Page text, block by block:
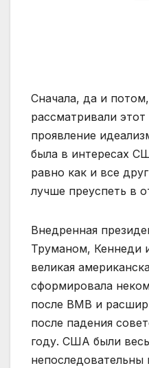
Сначала, да и
рассматривали
проявление
была в интересах
равно как и все
лучше преуспеть в
Внедренная
Труманом, Кеннеди
великая
сформировала
после ВМВ и
после падения
году. США были